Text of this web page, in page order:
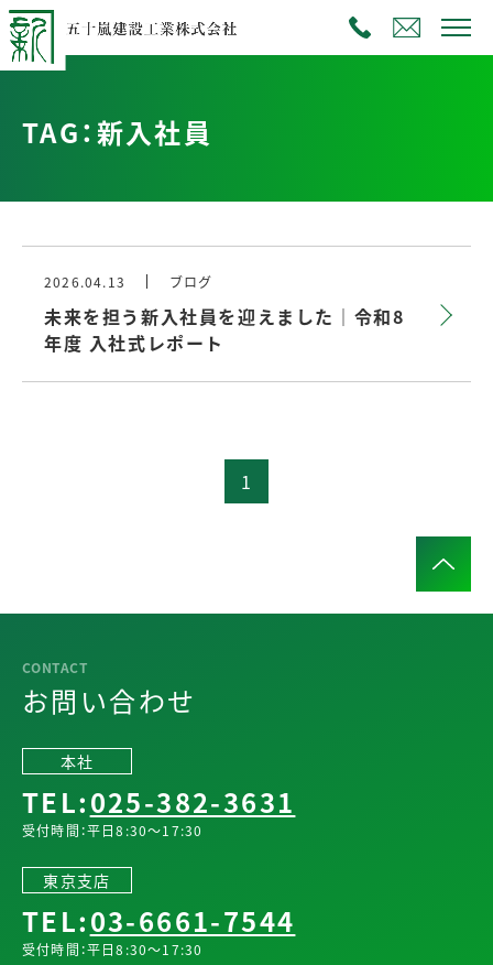
TAG：新入社員
2026.04.13 ブログ
未来を担う新入社員を迎えました｜令和8
年度 入社式レポート
1
お問い合わせ
本社
TEL:025-382-3631
受付時間：平日8:30～17:30
東京支店
TEL:03-6661-7544
受付時間：平日8:30～17:30